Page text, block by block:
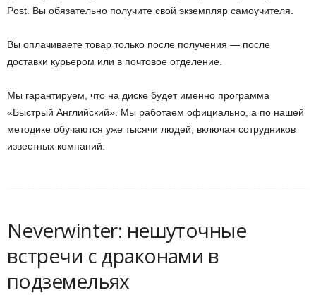
Post. Вы обязательно получите свой экземпляр самоучителя.
Вы оплачиваете товар только после получения — после
доставки курьером или в почтовое отделение.
Мы гарантируем, что на диске будет именно программа
«Быстрый Английский». Мы работаем официально, а по нашей
методике обучаются уже тысячи людей, включая сотрудников
известных компаний.
Neverwinter: нешуточные
встречи с драконами в
подземельях